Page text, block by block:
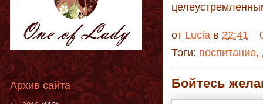
от Lucia в 22:41
Тэги: воспитание,
Бойтесь
Архив сайта